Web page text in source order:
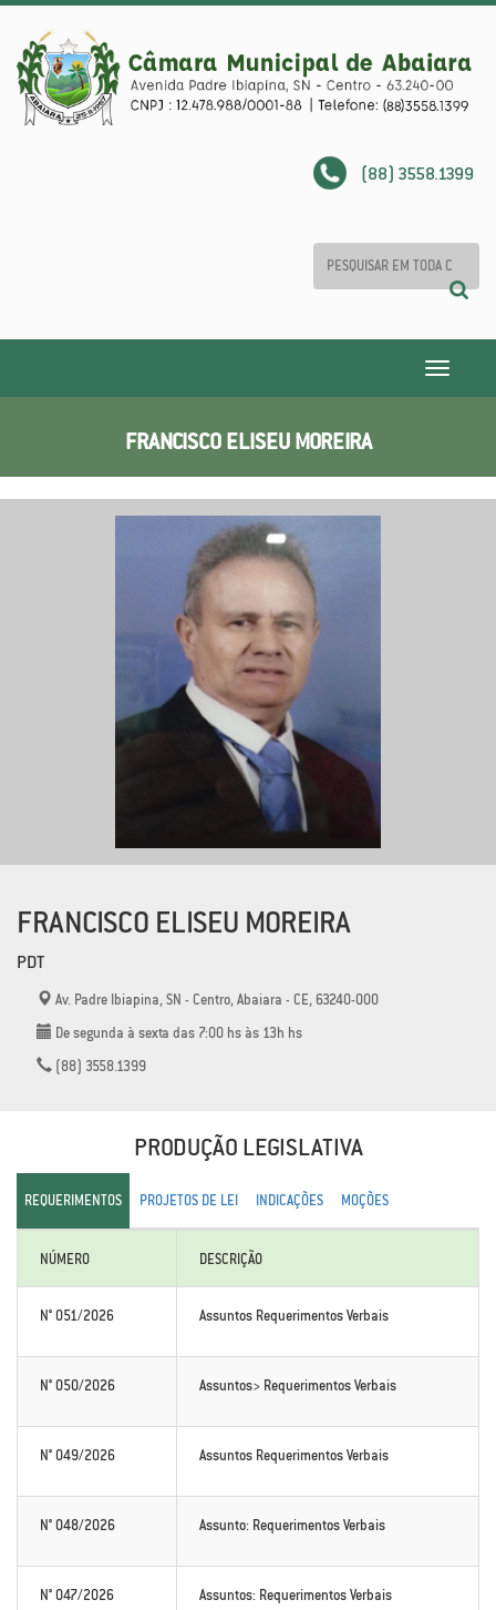
(88) 3558.1399
Toggle
FRANCISCO ELISEU MOREIRA
FRANCISCO ELISEU MOREIRA
PDT
Av. Padre Ibiapina, SN - Centro, Abaiara - CE, 63240-000
De segunda à sexta das 7:00 hs às 13h hs
(88) 3558.1399
PRODUÇÃO LEGISLATIVA
REQUERIMENTOS PROJETOS DE LEI INDICAÇÕES MOÇÕES
NÚMERO DESCRIÇÃO
N° 051/2026 Assuntos Requerimentos Verbais
N° 050/2026 Assuntos> Requerimentos Verbais
N° 049/2026 Assuntos Requerimentos Verbais
N° 048/2026 Assunto: Requerimentos Verbais
N° 047/2026 Assuntos: Requerimentos Verbais